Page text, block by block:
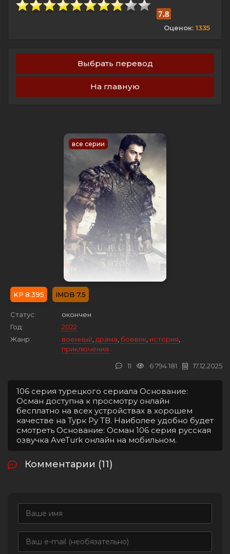
7.8
Оценок: 1335
Выбрать перевод
На главную
все серии
8.395 7.5
Статус:
окончен
Год:
2022
Жанр:
военный драма боевик история
приключения
17.12.2025
6 794 181
11
106 серия турецкого сериала Основание:
Осман доступна к просмотру онлайн
бесплатно на всех устройствах в хорошем
качестве на Турк Ру ТВ. Наиболее удобно будет
смотреть Основание: Осман 106 серия русская
озвучка AveTurk онлайн на мобильном.
Комментарии (11)